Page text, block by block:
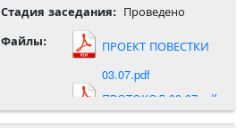
Стадия заседания: Проведено
Файлы:
ПРОЕКТ ПОВЕСТКИ
03.07.pdf
ПРОТОКОЛ 03.07.pdf